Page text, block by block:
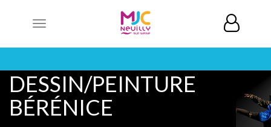
Toggle
DESSIN/PEINTURE
BÉRÉNICE